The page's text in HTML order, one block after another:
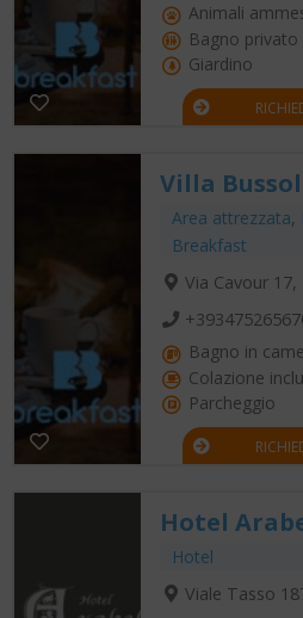
Animali
Bagno privato
Giardino
Villa
Area attrezzata,
Breakfast
Via Cavour
Bagno in
Colazione
Parcheggio
Hotel
Hotel
Viale Tasso